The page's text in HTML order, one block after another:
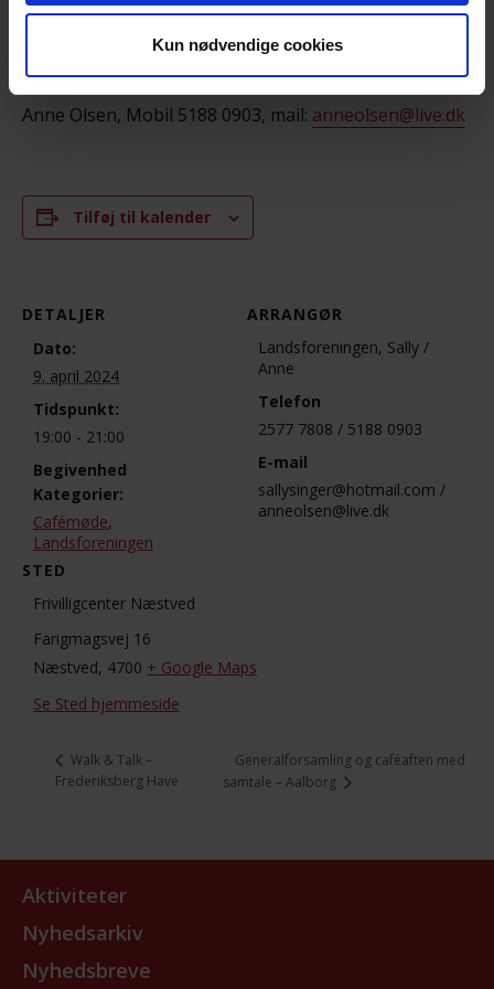
Kun nødvendige cookies
Sally Jacobsen, Mobil: 2577 7808, mail:
sallysinger@hotmail.com
Anne Olsen, Mobil 5188 0903, mail: anneolsen@live.dk
Tilføj til kalender
DETALJER
Dato:
9. april 2024
Tidspunkt:
19:00 - 21:00
Begivenhed
Kategorier:
Cafémøde,
Landsforeningen
STED
Frivilligcenter Næstved
Farigmagsvej 16
Næstved, 4700 + Google Maps
Se Sted hjemmeside
ARRANGØR
Landsforeningen, Sally /
Anne
Telefon
2577 7808 / 5188 0903
E-mail
sallysinger@hotmail.com /
anneolsen@live.dk
Walk & Talk –
Frederiksberg Have
Generalforsamling og caféaften med
samtale – Aalborg
Aktiviteter
Nyhedsarkiv
Nyhedsbreve